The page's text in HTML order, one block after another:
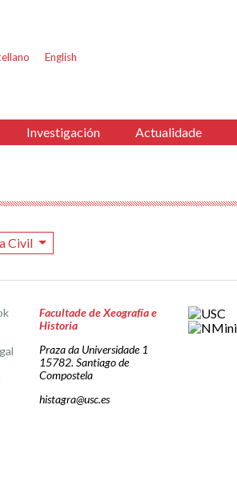
English
Investigación Actualidade
Civil
Facultade de Xeografía e
Historia
Praza da Universidade 1
15782. Santiago de
Compostela
histagra@usc.es